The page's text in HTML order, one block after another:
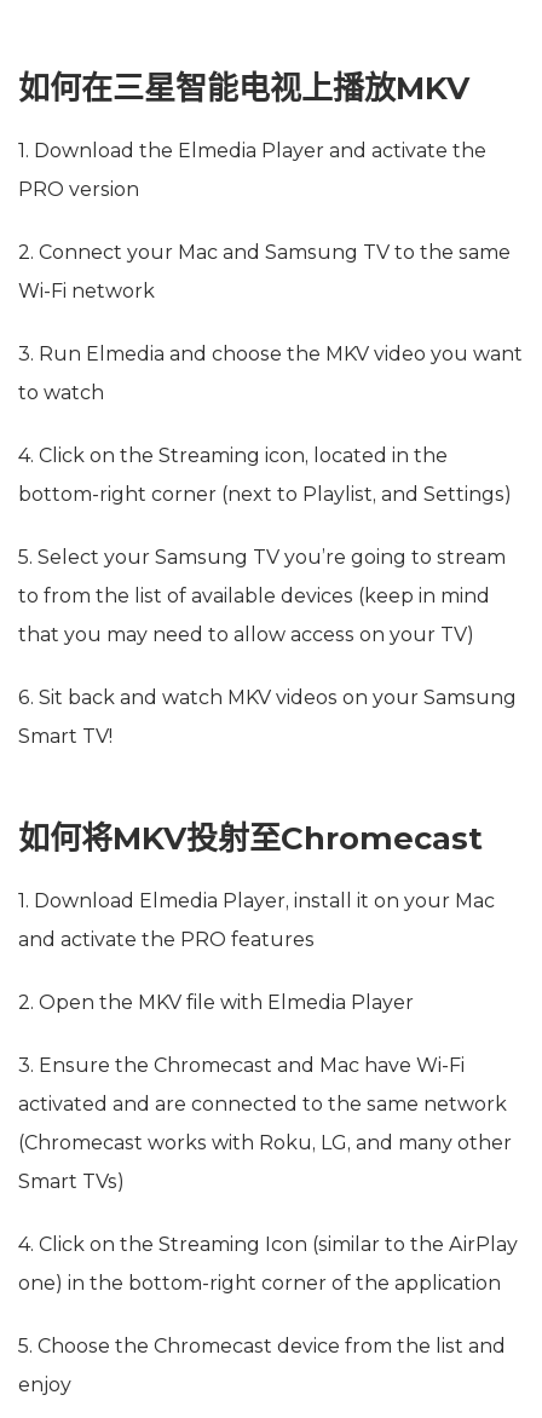
如何在三星智能电视上播放MKV
1. Download the Elmedia Player and activate the
PRO version
2. Connect your Mac and Samsung TV to the same
Wi-Fi network
3. Run Elmedia and choose the MKV video you want
to watch
4. Click on the Streaming icon, located in the
bottom-right corner (next to Playlist, and Settings)
5. Select your Samsung TV you’re going to stream
to from the list of available devices (keep in mind
that you may need to allow access on your TV)
6. Sit back and watch MKV videos on your Samsung
Smart TV!
如何将MKV投射至Chromecast
1. Download Elmedia Player, install it on your Mac
and activate the PRO features
2. Open the MKV file with Elmedia Player
3. Ensure the Chromecast and Mac have Wi-Fi
activated and are connected to the same network
(Chromecast works with Roku, LG, and many other
Smart TVs)
4. Click on the Streaming Icon (similar to the AirPlay
one) in the bottom-right corner of the application
5. Choose the Chromecast device from the list and
enjoy